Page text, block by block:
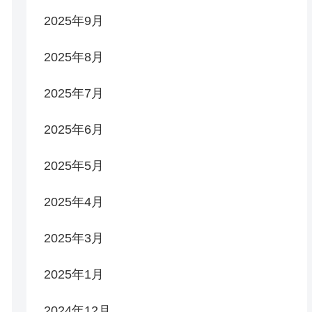
2025年9月
2025年8月
2025年7月
2025年6月
2025年5月
2025年4月
2025年3月
2025年1月